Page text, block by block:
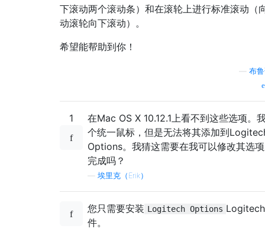
下滚动两个滚动条）和在滚轮上进行标准滚动（
动滚轮向下滚动）。
希望能帮助到你！
布
1
在Mac OS X 10.12.1上看不到这些选项。
个统一鼠标，但是无法将其添加到
Options。我猜这需要在我可以修改其选
完成吗？
埃里克（Erik）
您只需要安装 Logitech Options
件。